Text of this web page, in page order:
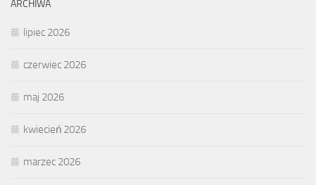
ARCHIWA
lipiec 2026
czerwiec 2026
maj 2026
kwiecień 2026
marzec 2026